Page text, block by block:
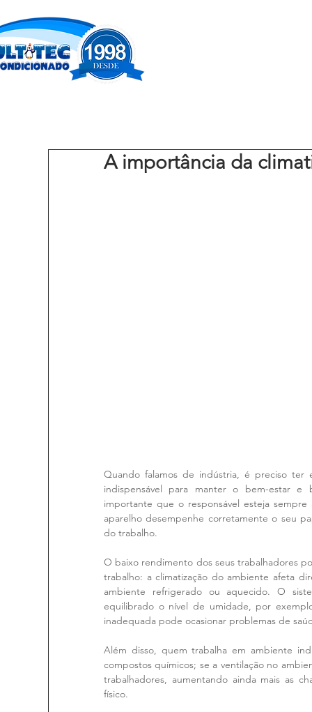
A importância da
Quando falamos de indústria, é preciso
indispensável para manter o bem-estar e
importante que o responsável esteja
aparelho desempenhe corretamente o seu
do trabalho.
O baixo rendimento dos seus trabalhadores
trabalho: a climatização do ambiente afeta
ambiente refrigerado ou aquecido. O
equilibrado o nível de umidade, por
inadequada pode ocasionar problemas de
Além disso, quem trabalha em ambiente
compostos químicos; se a ventilação no
trabalhadores, aumentando ainda mais as
físico.